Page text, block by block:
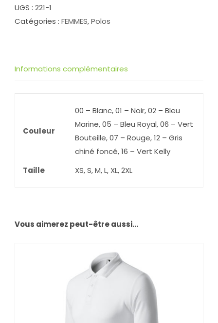
PIQUÉ
LS
UGS : 221-1
Catégories : FEMMES,Polos
Informations complémentaires
Couleur
00 – Blanc, 01 – Noir, 02 – Bleu
Marine, 05 – Bleu Royal, 06 – Vert
Bouteille, 07 – Rouge, 12 – Gris
chiné foncé, 16 – Vert Kelly
Taille
XS, S, M, L, XL, 2XL
Vous aimerez peut-être aussi…